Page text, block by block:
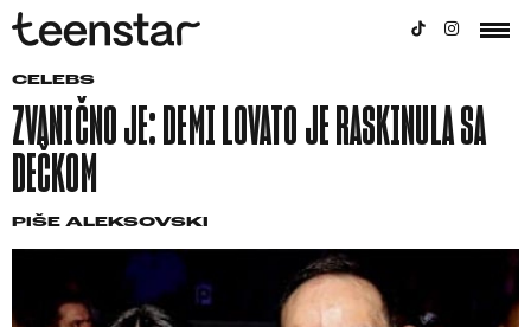
CELEBS
ZVANIČNO JE: DEMI LOVATO JE RASKINULA SA
DEČKOM
PIŠE ALEKSOVSKI